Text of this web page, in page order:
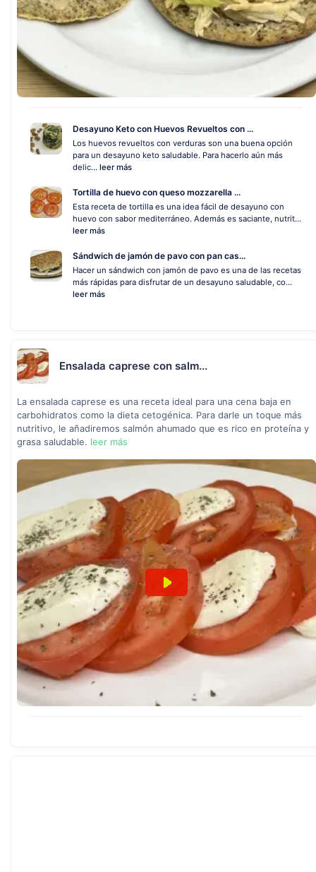
Desayuno Keto con Huevos Revueltos con ...
Los huevos revueltos con verduras son una buena opción
para un desayuno keto saludable. Para hacerlo aún más
delic... leer más
Tortilla de huevo con queso mozzarella ...
Esta receta de tortilla es una idea fácil de desayuno con
huevo con sabor mediterráneo. Además es saciante, nutrit...
leer más
Sándwich de jamón de pavo con pan cas...
Hacer un sándwich con jamón de pavo es una de las recetas
más rápidas para disfrutar de un desayuno saludable, co...
leer más
Ensalada caprese con salm...
La ensalada caprese es una receta ideal para una cena baja en
carbohidratos como la dieta cetogénica. Para darle un toque más
nutritivo, le añadiremos salmón ahumado que es rico en proteína y
grasa saludable. leer más